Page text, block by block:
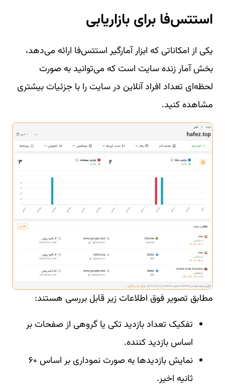
استتس‌فا برای بازاریابی
یکی از امکاناتی که ابزار آمارگیر استتس‌فا ارائه می‌دهد،
بخش آمار زنده سایت است که می‌توانید به صورت
لحظه‌ای تعداد افراد آنلاین در سایت را با جزئیات بیشتری
مشاهده کنید.
مطابق تصویر فوق اطلاعات زیر قابل بررسی هستند:
تفکیک تعداد بازدید تکی یا گروهی از صفحات بر
اساس بازدید کننده.
نمایش بازدیدها به صورت نموداری بر اساس ۶۰
ثانیه اخیر.